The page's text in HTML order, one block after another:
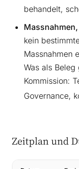
behandelt,
kein
Massnahmen
Was als
Kommission:
Governance,
Zeitplan und